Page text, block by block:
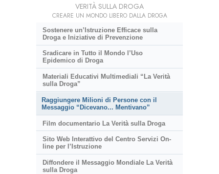
VERITÀ SULLA DROGA
CREARE UN MONDO LIBERO DALLA DROGA
Sostenere un’Istruzione Efficace sulla
Droga e Iniziative di Prevenzione
Sradicare in Tutto il Mondo l’Uso
Epidemico di Droga
Materiali Educativi Multimediali “La Verità
sulla Droga”
Raggiungere Milioni di Persone con il
Messaggio “Dicevano... Mentivano”
Film documentario La Verità sulla Droga
Sito Web Interattivo del Centro Servizi On-
line per l’Istruzione
Diffondere il Messaggio Mondiale La Verità
sulla Droga